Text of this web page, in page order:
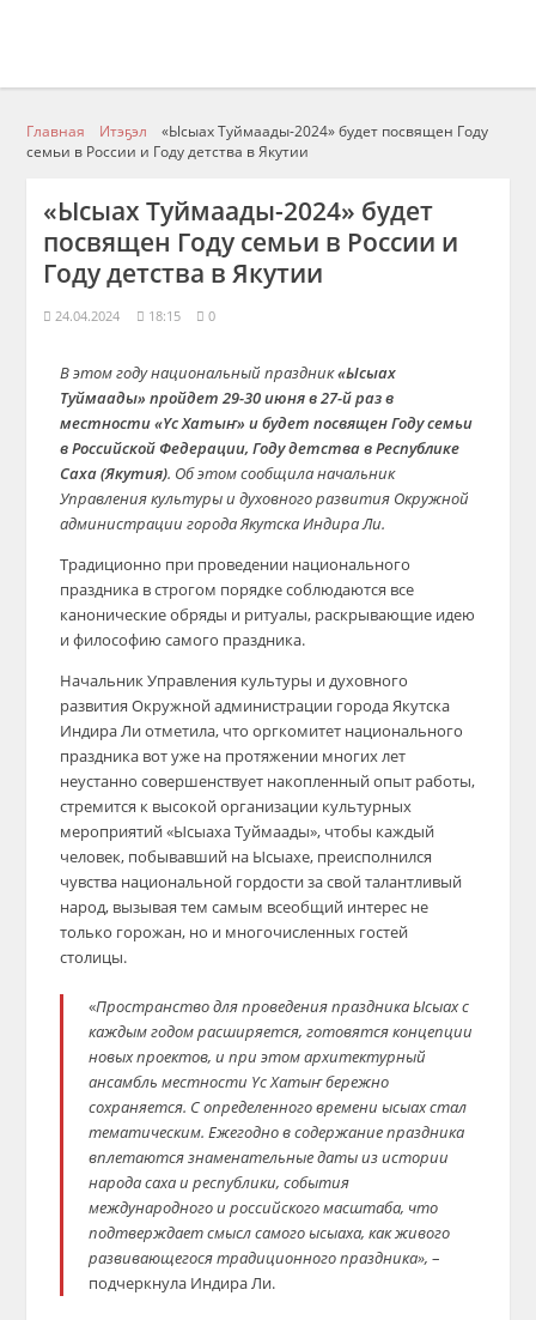
Главная Итэҕэл
«Ысыах Туймаады-2024» будет посвящен Году
семьи в России и Году детства в Якутии
«Ысыах Туймаады-2024» будет
посвящен Году семьи в России и
Году детства в Якутии
24.04.2024 18:15 0
В этом году национальный праздник«Ысыах
Туймаады» пройдет 29-30 июня в 27-й раз в
местности «Үс Хатыҥ» и будет посвящен Году семьи
в Российской Федерации, Году детства в Республике
Саха (Якутия). Об этом сообщила начальник
Управления культуры и духовного развития Окружной
администрации города Якутска Индира Ли.
Традиционно при проведении национального
праздника в строгом порядке соблюдаются все
канонические обряды и ритуалы, раскрывающие идею
и философию самого праздника.
Начальник Управления культуры и духовного
развития Окружной администрации города Якутска
Индира Ли отметила, что оргкомитет национального
праздника вот уже на протяжении многих лет
неустанно совершенствует накопленный опыт работы,
стремится к высокой организации культурных
мероприятий «Ысыаха Туймаады», чтобы каждый
человек, побывавший на Ысыахе, преисполнился
чувства национальной гордости за свой талантливый
народ, вызывая тем самым всеобщий интерес не
только горожан, но и многочисленных гостей
столицы.
«Пространство для проведения праздника Ысыах с
каждым годом расширяется, готовятся концепции
новых проектов, и при этом архитектурный
ансамбль местности Үс Хатыҥ бережно
сохраняется. С определенного времени ысыах стал
тематическим. Ежегодно в содержание праздника
вплетаются знаменательные даты из истории
народа саха иреспублики, события
международного и российского масштаба, что
подтверждает смысл самого ысыаха, как живого
развивающегося традиционного праздника», –
подчеркнула Индира Ли.